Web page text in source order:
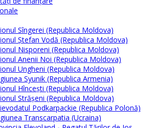
Sîngerei (Republica Moldova)
Ștefan Vodă (Republica Moldova)
Nisporeni (Republica Moldova)
Anenii Noi (Republica Moldova)
Ungheni (Republica Moldova)
Syunik (Republica Armenia)
Hîncești (Republica Moldova)
Străşeni (Republica Moldova)
Podkarpackie (Republica Polonă)
Transcarpatia (Ucraina)